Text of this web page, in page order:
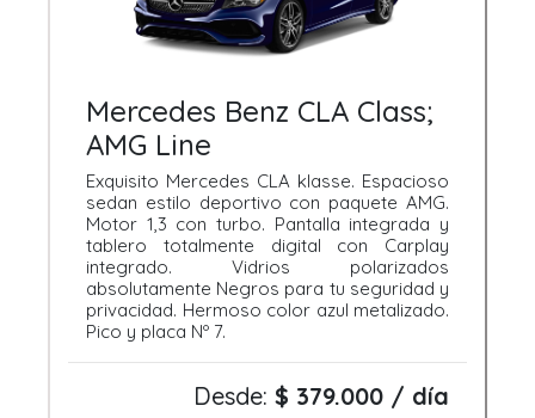
Mercedes Benz CLA Class;
AMG Line
Exquisito Mercedes CLA klasse. Espacioso
sedan estilo deportivo con paquete AMG.
Motor 1,3 con turbo. Pantalla integrada y
tablero totalmente digital con Carplay
integrado. Vidrios polarizados
absolutamente Negros para tu seguridad y
privacidad. Hermoso color azul metalizado.
Pico y placa Nº 7.
Desde: $ 379.000 / día